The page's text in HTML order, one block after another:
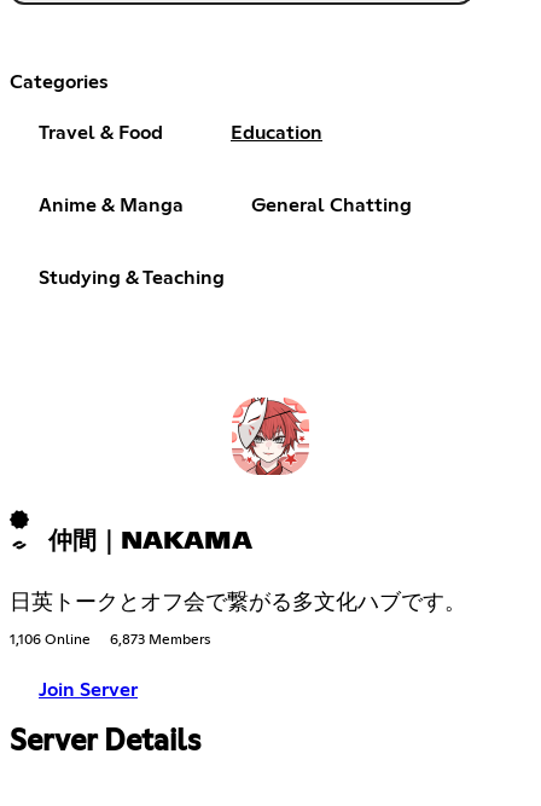
Categories
Travel & Food Education
Anime & Manga General Chatting
Studying & Teaching
仲間｜NAKAMA
日英トークとオフ会で繋がる多文化ハブです。
1,106 Online 6,873 Members
Join Server
Server Details